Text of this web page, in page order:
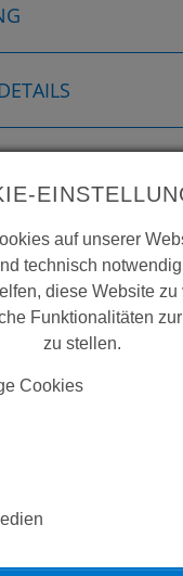
WOLLEN SIE MEHR
PRODUKTE SEHEN?
ZUR ÜBERSICHT
SIE MEHR
auf unserer
technisch
diese Website zu
Funktionalitäten
zu stellen.
Cookies